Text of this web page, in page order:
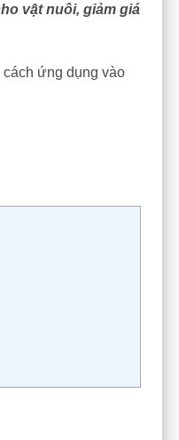
vật nuôi, giảm giá
cách ứng dụng vào